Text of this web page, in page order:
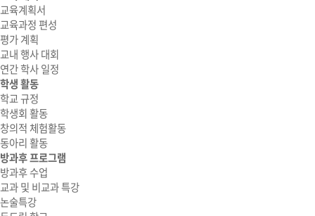
교육계획서
교육과정 편성
평가 계획
교내 행사 대회
연간 학사 일정
학생 활동
학교 규정
학생회 활동
창의적 체험활동
동아리 활동
방과후 프로그램
방과후 수업
교과 및 비교과 특강
논술특강